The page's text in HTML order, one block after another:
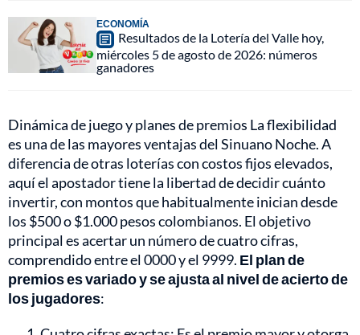
ECONOMÍA
Resultados de la Lotería del Valle hoy,
miércoles 5 de agosto de 2026: números
ganadores
Dinámica de juego y planes de premios La flexibilidad
es una de las mayores ventajas del Sinuano Noche. A
diferencia de otras loterías con costos fijos elevados,
aquí el apostador tiene la libertad de decidir cuánto
invertir, con montos que habitualmente inician desde
los $500 o $1.000 pesos colombianos. El objetivo
principal es acertar un número de cuatro cifras,
comprendido entre el 0000 y el 9999. El plan de
premios es variado y se ajusta al nivel de acierto de
los jugadores: